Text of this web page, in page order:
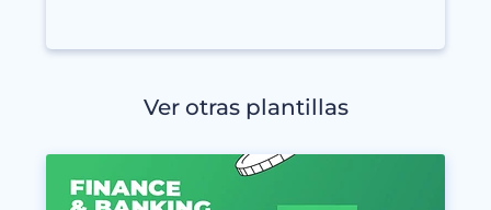
Ver otras plantillas